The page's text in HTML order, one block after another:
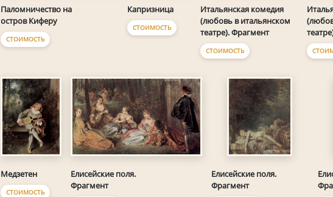
Паломничество на
остров Киферу
СТОИМОСТЬ
Капризница
СТОИМОСТЬ
Итальянская комедия
(любовь в итальянском
театре). Фрагмент
СТОИМОСТЬ
Медзетен
СТОИМОСТЬ
Елисейские поля.
Фрагмент
Елисейские поля.
Фрагмент